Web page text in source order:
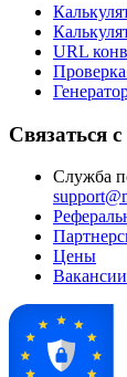
URL
Связаться
Служба
Цены
Вакансии